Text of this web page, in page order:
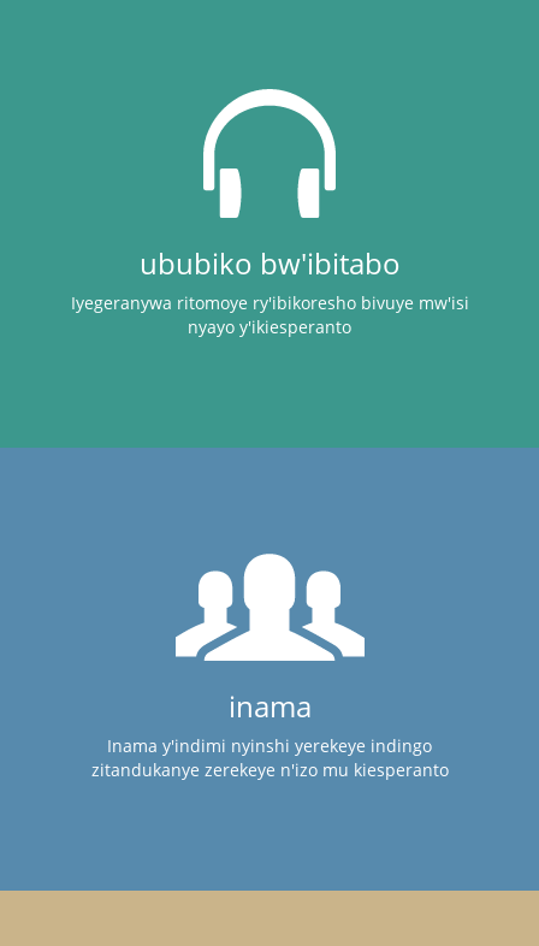
ububiko bw'ibitabo
Iyegeranywa ritomoye ry'ibikoresho bivuye mw'isi
nyayo y'ikiesperanto
inama
Inama y'indimi nyinshi yerekeye indingo
zitandukanye zerekeye n'izo mu kiesperanto